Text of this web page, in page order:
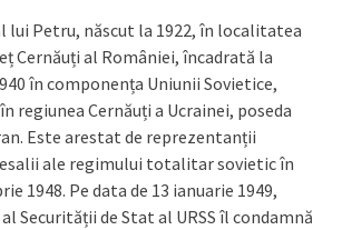
lui Petru, născut la 1922, în localitatea
Cernăuți al României, încadrată la
în componența Uniunii Sovietice,
regiunea Cernăuți a Ucrainei, poseda
Este arestat de reprezentanții
ale regimului totalitar sovietic în
1948. Pe data de 13 ianuarie 1949,
Securității de Stat al URSS îl condamnă